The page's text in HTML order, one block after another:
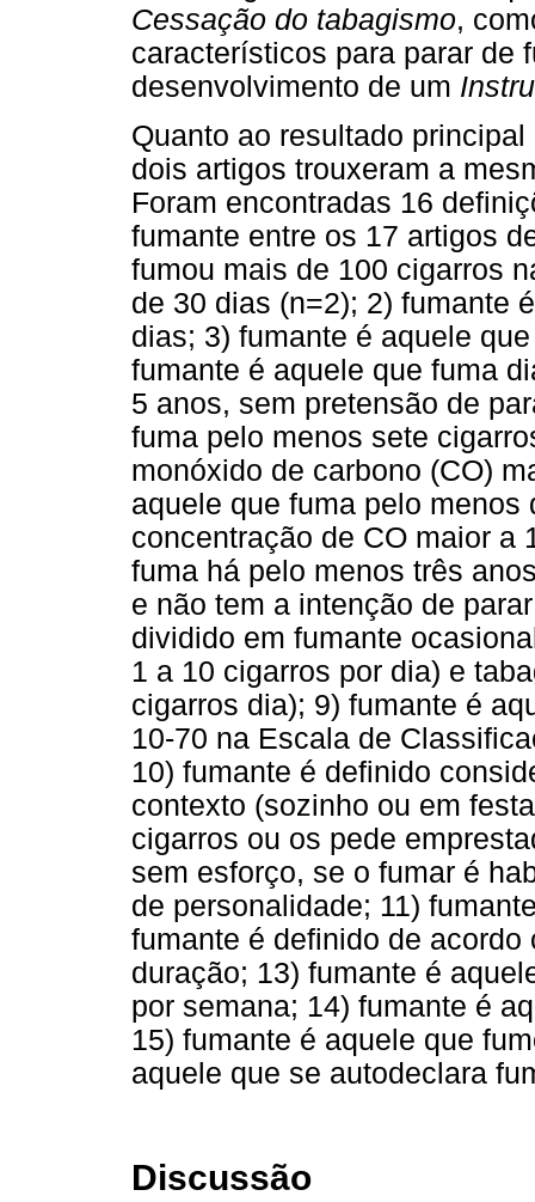
Cessação do tabagismo,
característicos para parar de
desenvolvimento de um
Quanto ao resultado
dois artigos trouxeram a
Foram encontradas 16
fumante entre os 17 artigos
fumou mais de 100 cigarros
de 30 dias (n=2); 2) fumante
dias; 3) fumante é aquele
fumante é aquele que fuma
5 anos, sem pretensão de
fuma pelo menos sete
monóxido de carbono (CO)
aquele que fuma pelo
concentração de CO maior a
fuma há pelo menos três
e não tem a intenção de
dividido em fumante
1 a 10 cigarros por dia) e
cigarros dia); 9) fumante é
10-70 na Escala de
10) fumante é definido
contexto (sozinho ou em
cigarros ou os pede
sem esforço, se o fumar é
de personalidade; 11)
fumante é definido de
duração; 13) fumante é
por semana; 14) fumante é
15) fumante é aquele que
aquele que se autodeclara
Discussão